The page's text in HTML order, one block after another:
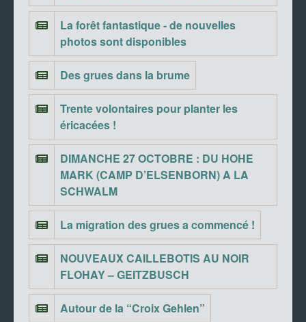
La forêt fantastique - de nouvelles
photos sont disponibles
Des grues dans la brume
Trente volontaires pour planter les
éricacées !
DIMANCHE 27 OCTOBRE : DU HOHE
MARK (CAMP D’ELSENBORN) A LA
SCHWALM
La migration des grues a commencé !
NOUVEAUX CAILLEBOTIS AU NOIR
FLOHAY – GEITZBUSCH
Autour de la “Croix Gehlen”